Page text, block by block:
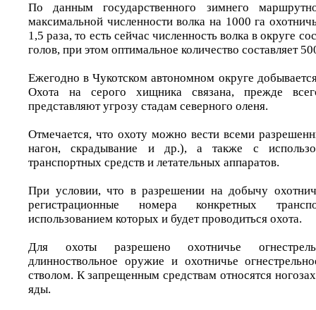
По данным государственного зимнего
максимальной численности волка на 1000 га
1,5 раза, то есть сейчас численность волка в округе
голов, при этом оптимальное количество составляет
Ежегодно в Чукотском автономном округе
Охота на серого хищника связана, прежде
представляют угрозу стадам северного оленя.
Отмечается, что охоту можно вести всеми
нагон, скрадывание и др.), а также с
транспортных средств и летательных аппаратов.
При условии, что в разрешении на добычу
регистрационные номера конкретных
использованием которых и будет проводиться охота.
Для охоты разрешено охотничье
длинноствольное оружие и охотничье
стволом. К запрещенным средствам относятся
яды.